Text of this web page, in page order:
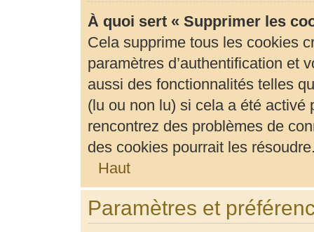
À quoi sert « Supprimer les
Cela supprime tous les cookies
paramètres d’authentification et
aussi des fonctionnalités telles
(lu ou non lu) si cela a été activé
rencontrez des problèmes de
des cookies pourrait les
Haut
Paramètres et